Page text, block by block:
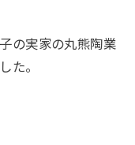
の実家の丸熊陶業
た。